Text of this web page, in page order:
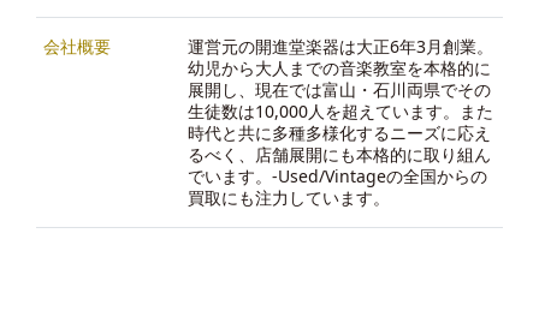
会社概要
運営元の開進堂楽器は大正6年3月創業。
幼児から大人までの音楽教室を本格的に
展開し、現在では富山・石川両県でその
生徒数は10,000人を超えています。また
時代と共に多種多様化するニーズに応え
るべく、店舗展開にも本格的に取り組ん
でいます。-Used/Vintageの全国からの
買取にも注力しています。